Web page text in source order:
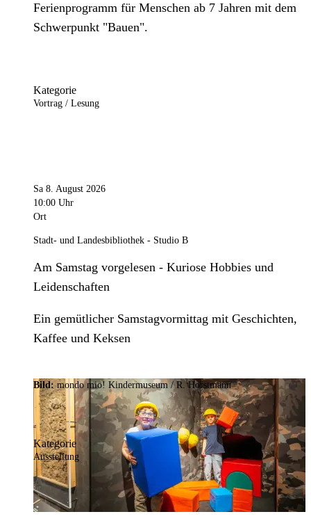
Ferienprogramm für Menschen ab 7 Jahren mit dem
Schwerpunkt "Bauen".
Kategorie
Vortrag / Lesung
Sa 8. August 2026
10:00 Uhr
Ort
Stadt- und Landesbibliothek - Studio B
Am Samstag vorgelesen - Kuriose Hobbies und
Leidenschaften
Ein gemütlicher Samstagvormittag mit Geschichten,
Kaffee und Keksen
Bild:mondo mio! Kindermuseum / R. Horstmann
Kategorie
Ausstellung